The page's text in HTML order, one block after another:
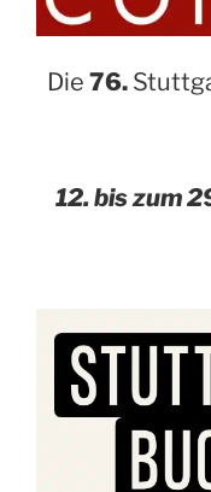
Die 76.
12. bis zum